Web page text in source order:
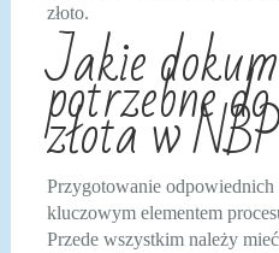
złoto.
Jakie
potrzebne
złota w
Przygotowanie
kluczowym elementem
Przede wszystkim należy